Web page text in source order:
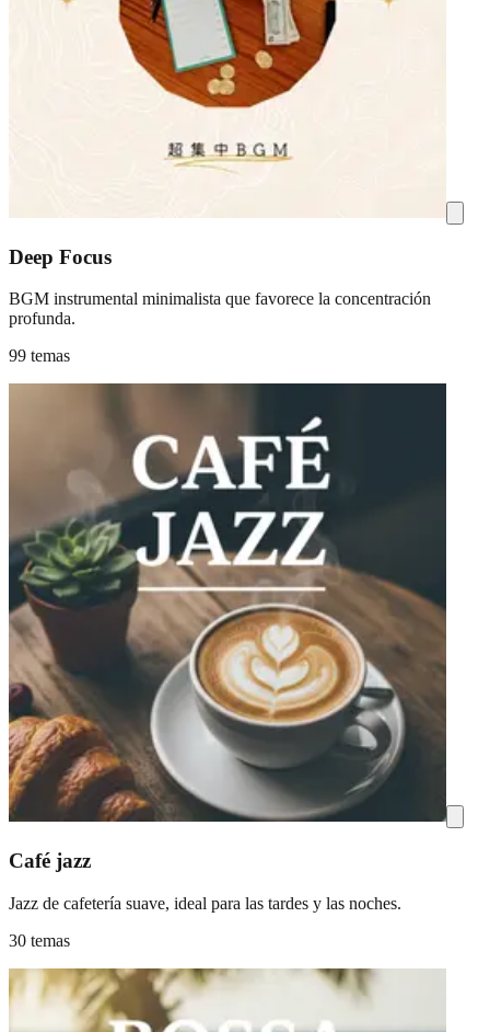
Deep Focus
BGM instrumental minimalista que favorece la concentración
profunda.
99 temas
Café jazz
Jazz de cafetería suave, ideal para las tardes y las noches.
30 temas